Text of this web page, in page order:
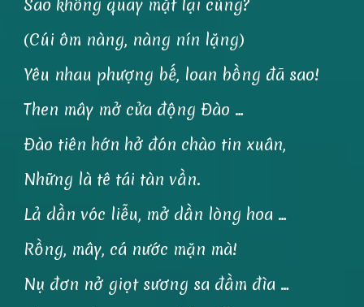
Sao không quay mặt lại cùng?
(Cúi ôm nàng, nàng nín lặng)
Yêu nhau phượng bế, loan bồng đã sao!
Then mây mở cửa động Đào …
Đào tiên hớn hở đón chào tin xuân,
Những là tê tái tàn vần.
Lả dần vóc liễu, mở dần lòng hoa …
Rồng, mây, cá nước mặn mà!
Nụ đơn nở giọt sương sa đầm đìa …